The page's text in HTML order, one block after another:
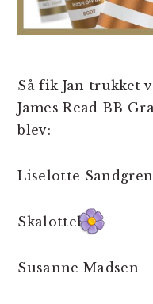
Så fik Jan trukket
James Read BB
blev:
Liselotte Sandgren
Skalotteløg
Susanne Madsen